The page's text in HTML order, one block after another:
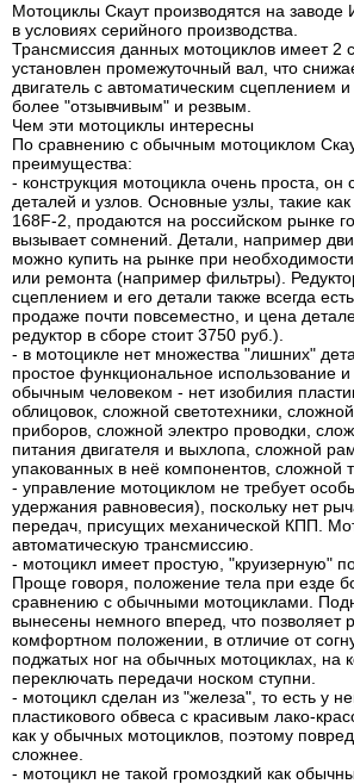
Мотоциклы Скаут производятся на заводе
в условиях серийного производства.
Трансмиссия данных мотоциклов имеет 2
установлен промежуточный вал, что
двигатель с автоматическим сцеплением
более "отзывчивым" и резвым.
Чем эти мотоциклы интересны
По сравнению с обычным мотоциклом
преимущества:
- конструкция мотоцикла очень проста, он
деталей и узлов. Основные узлы, такие как
168F-2, продаются на российском рынке
вызывает сомнений. Детали, например
можно купить на рынке при
или ремонта (например фильтры).
сцеплением и его детали также всегда
продаже почти повсеместно, и цена
редуктор в сборе стоит 3750 руб.).
- в мотоцикле нет множества "лишних"
простое функциональное использование
обычным человеком - нет изобилия
облицовок, сложной светотехники,
приборов, сложной электро проводки,
питания двигателя и выхлопа, сложной
упакованных в неё компонентов, сложной
- управление мотоциклом не требует
удержания равновесия), поскольку нет
передач, присущих механической КПП.
автоматическую трансмиссию.
- мотоцикл имеет простую, "круизерную"
Проще говоря, положение тела при езде
сравнению с обычными мотоциклами.
вынесены немного вперед, что позволяет
комфортном положении, в отличие от
поджатых ног на обычных мотоциклах, на
переключать передачи носком ступни.
- мотоцикл сделан из "железа", то есть у
пластикового обвеса с красивым лако-
как у обычных мотоциклов, поэтому
сложнее.
- мотоцикл не такой громоздкий как